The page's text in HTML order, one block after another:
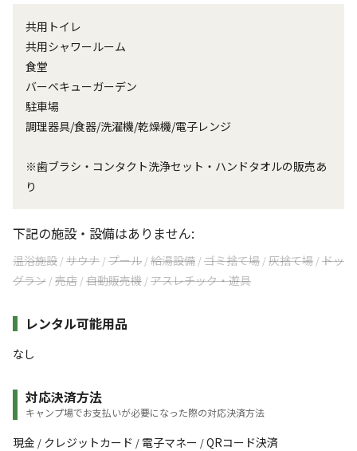
共用トイレ
共用シャワールーム
食堂
バーベキューガーデン
駐車場
調理器具/食器/洗濯機/乾燥機/電子レンジ
※歯ブラシ・コンタクト洗浄セット・ハンドタオルの販売あ
り
下記の施設・設備はありません:
温浴施設 /サウナ /プール /給湯設備 /ゴミ捨て場 /灰捨て場 /ドッ
グラン /売店 /自動販売機 /アスレチック・遊具
レンタル可能用品
なし
対応決済方法
キャンプ場でお支払いが必要になった際の対応決済方法
現金 / クレジットカード / 電子マネー /QRコード決済